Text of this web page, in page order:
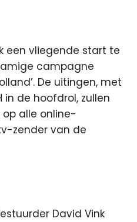
een vliegende start te
campagne
De uitingen, met
in de hoofdrol, zullen
alle online-
zender van de
David Vink